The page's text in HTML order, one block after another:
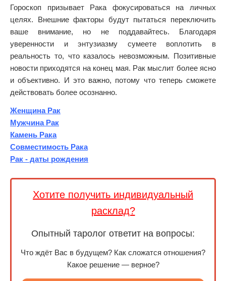
Гороскоп призывает Рака фокусироваться на личных
целях. Внешние факторы будут пытаться переключить
ваше внимание, но не поддавайтесь. Благодаря
уверенности и энтузиазму сумеете воплотить в
реальность то, что казалось невозможным. Позитивные
новости приходятся на конец мая. Рак мыслит более ясно
и объективно. И это важно, потому что теперь сможете
действовать более осознанно.
Женщина Рак
Мужчина Рак
Камень Рака
Совместимость Рака
Рак - даты рождения
Хотите получить индивидуальный
расклад?
Опытный таролог ответит на вопросы:
Что ждёт Вас в будущем? Как сложатся отношения?
Какое решение — верное?